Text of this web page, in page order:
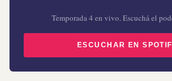
Temporada 4 en vivo. Escuchá el
ESCUCHAR EN